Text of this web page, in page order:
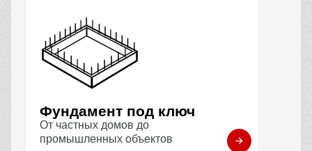
Фундамент под ключ
От частных домов до
промышленных объектов